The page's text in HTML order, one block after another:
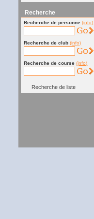
Recherche
Recherche de personne (info)
Recherche de club (info)
Recherche de course (info)
Recherche de liste